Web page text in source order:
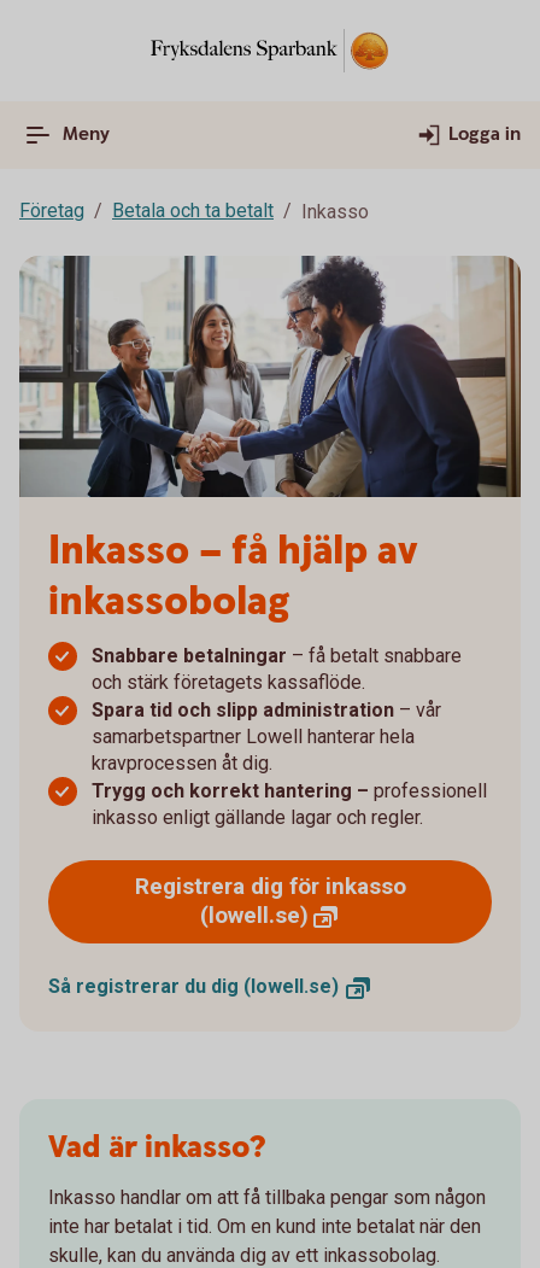
Meny Logga in
Företag Betala och ta betalt Inkasso
Inkasso – få hjälp av
inkassobolag
Snabbare betalningar – få betalt snabbare
och stärk företagets kassaflöde.
Spara tid och slipp administration – vår
samarbetspartner Lowell hanterar hela
kravprocessen åt dig.
Trygg och korrekt hantering – professionell
inkasso enligt gällande lagar och regler.
Registrera dig för inkasso
(lowell.se)
Så registrerar du dig (lowell.se)
Vad är inkasso?
Inkasso handlar om att få tillbaka pengar som någon
inte har betalat i tid. Om en kund inte betalat när den
skulle, kan du använda dig av ett inkassobolag.